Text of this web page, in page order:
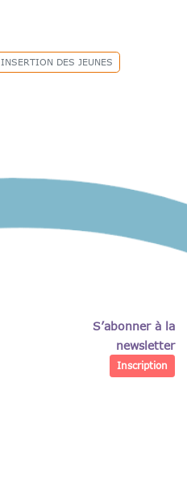
INSERTION DES JEUNES
S’abonner à la
newsletter
Inscription